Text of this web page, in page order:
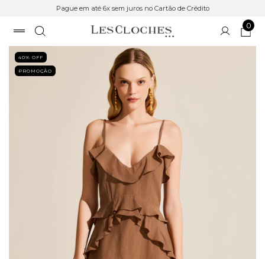
Pague em até 6x sem juros no Cartão de Crédito
0
40% OFF
PROMOÇÃO